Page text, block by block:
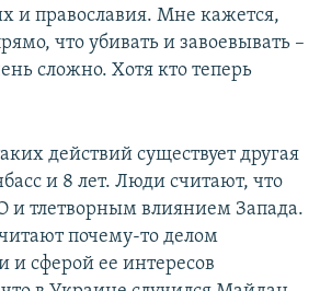
и православия. Мне кажется,
что убивать и завоевывать –
сложно. Хотя кто теперь
действий существует другая
и 8 лет. Люди считают, что
тлетворным влиянием Запада.
почему-то делом
и сферой ее интересов